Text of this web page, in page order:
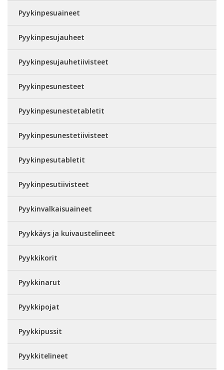
Pyykinpesuaineet
Pyykinpesujauheet
Pyykinpesujauhetiivisteet
Pyykinpesunesteet
Pyykinpesunestetabletit
Pyykinpesunestetiivisteet
Pyykinpesutabletit
Pyykinpesutiivisteet
Pyykinvalkaisuaineet
Pyykkäys ja kuivaustelineet
Pyykkikorit
Pyykkinarut
Pyykkipojat
Pyykkipussit
Pyykkitelineet